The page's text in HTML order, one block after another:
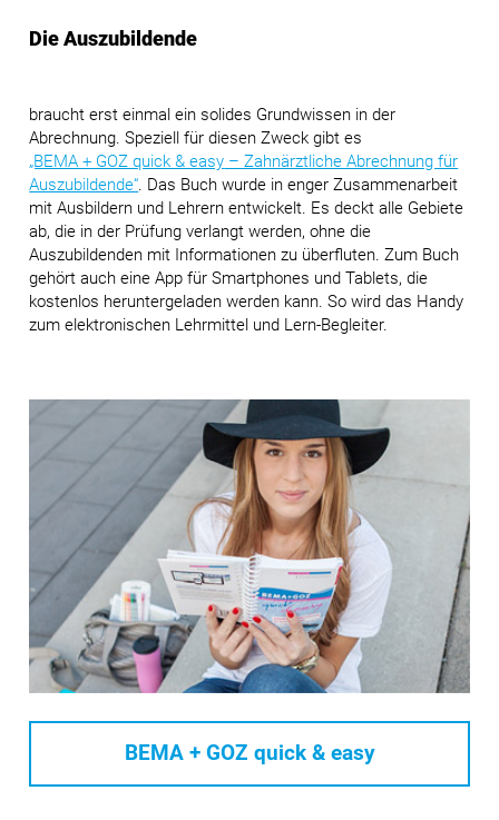
Die Auszubildende
braucht erst einmal ein solides Grundwissen in der
Abrechnung. Speziell für diesen Zweck gibt es
„BEMA + GOZ quick & easy – Zahnärztliche Abrechnung für
Auszubildende“. Das Buch wurde in enger Zusammenarbeit
mit Ausbildern und Lehrern entwickelt. Es deckt alle Gebiete
ab, die in der Prüfung verlangt werden, ohne die
Auszubildenden mit Informationen zu überfluten. Zum Buch
gehört auch eine App für Smartphones und Tablets, die
kostenlos heruntergeladen werden kann. So wird das Handy
zum elektronischen Lehrmittel und Lern-Begleiter.
BEMA + GOZ quick & easy